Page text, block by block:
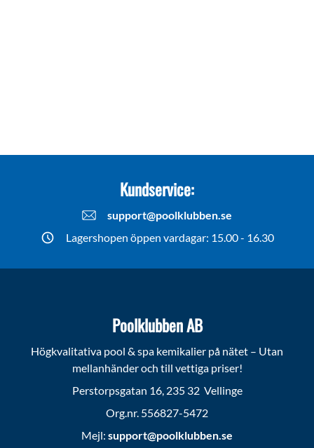
Kundservice:
support@poolklubben.se
Lagershopen öppen vardagar: 15.00 - 16.30
Poolklubben AB
Högkvalitativa pool & spa kemikalier på nätet – Utan
mellanhänder och till vettiga priser!
Perstorpsgatan 16, 235 32 Vellinge
Org.nr. 556827-5472
Mejl: support@poolklubben.se